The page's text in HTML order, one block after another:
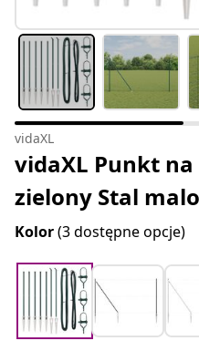
vidaXL
vidaXL Punkt na
zielony Stal
Kolor(3 dostępne opcje)